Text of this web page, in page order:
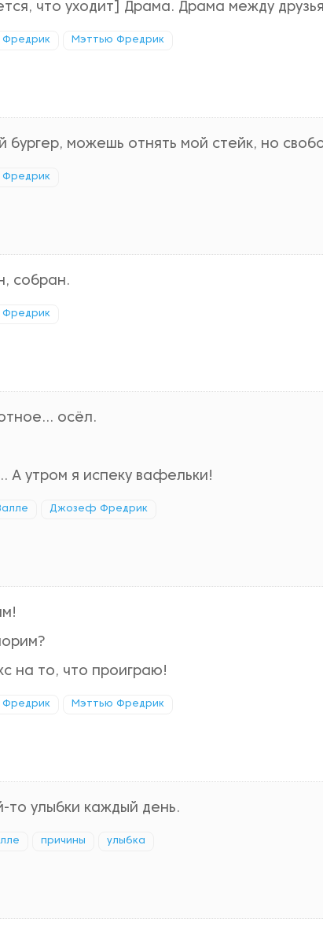
что уходит] Драма. Драма между
Мэттью Фредрик
бургер, можешь отнять мой стейк, но
собран.
осёл.
А утром я испеку вафельки!
Джозеф Фредрик
на то, что проиграю!
Мэттью Фредрик
то улыбки каждый день.
причины улыбка